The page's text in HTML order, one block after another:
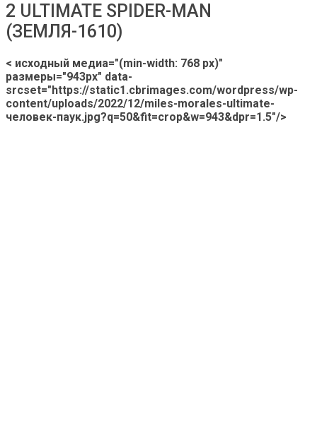
2 ULTIMATE SPIDER-MAN
(ЗЕМЛЯ-1610)
< исходный медиа="(min-width: 768 px)"
размеры="943px" data-
srcset="https://static1.cbrimages.com/wordpress/wp-
content/uploads/2022/12/miles-morales-ultimate-
человек-паук.jpg?q=50&fit=crop&w=943&dpr=1.5"/>